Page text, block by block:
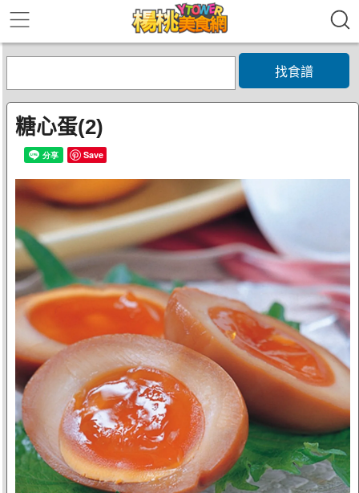
找食譜
糖心蛋(2)
Save